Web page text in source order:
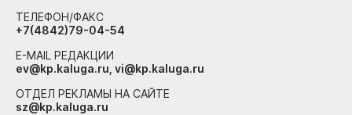
ТЕЛЕФОН/ФАКС
+7(4842)79-04-54
E-MAIL РЕДАКЦИИ
ev@kp.kaluga.ru, vi@kp.kaluga.ru
ОТДЕЛ РЕКЛАМЫ НА САЙТЕ
sz@kp.kaluga.ru